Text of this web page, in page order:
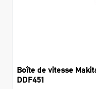
Boîte de vitesse
DDF451